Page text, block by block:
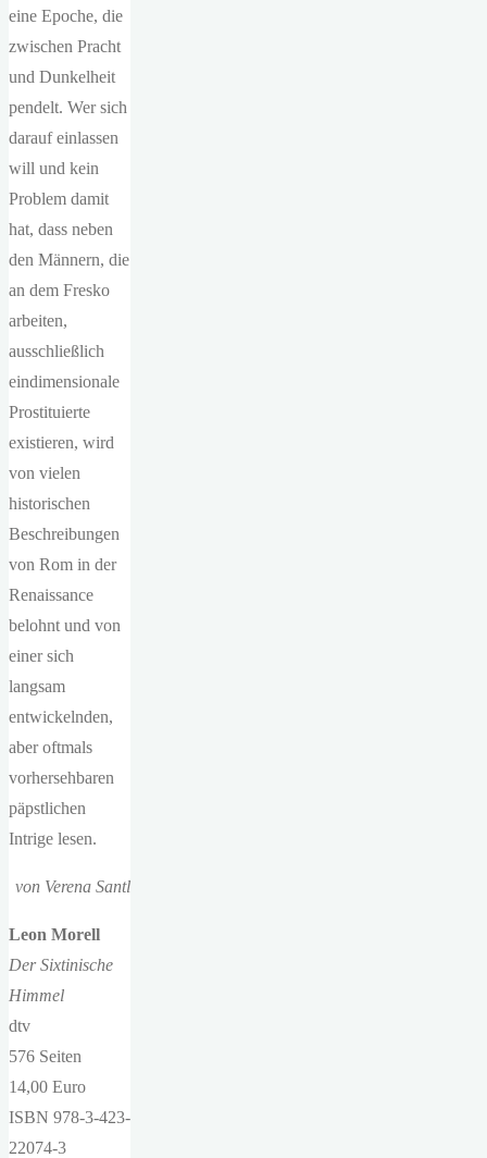
eine Epoche, die
zwischen Pracht
und Dunkelheit
pendelt. Wer sich
darauf einlassen
will und kein
Problem damit
hat, dass neben
den Männern, die
an dem Fresko
arbeiten,
ausschließlich
eindimensionale
Prostituierte
existieren, wird
von vielen
historischen
Beschreibungen
von Rom in der
Renaissance
belohnt und von
einer sich
langsam
entwickelnden,
aber oftmals
vorhersehbaren
päpstlichen
Intrige lesen.
von Verena Santl
Leon Morell
Der Sixtinische
Himmel
dtv
576 Seiten
14,00 Euro
ISBN 978-3-423-
22074-3